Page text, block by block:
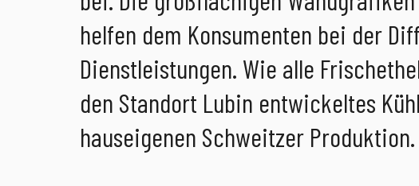
helfen dem Konsumenten bei der
Dienstleistungen. Wie alle
den Standort Lubin entwickeltes
hauseigenen Schweitzer Produktion.